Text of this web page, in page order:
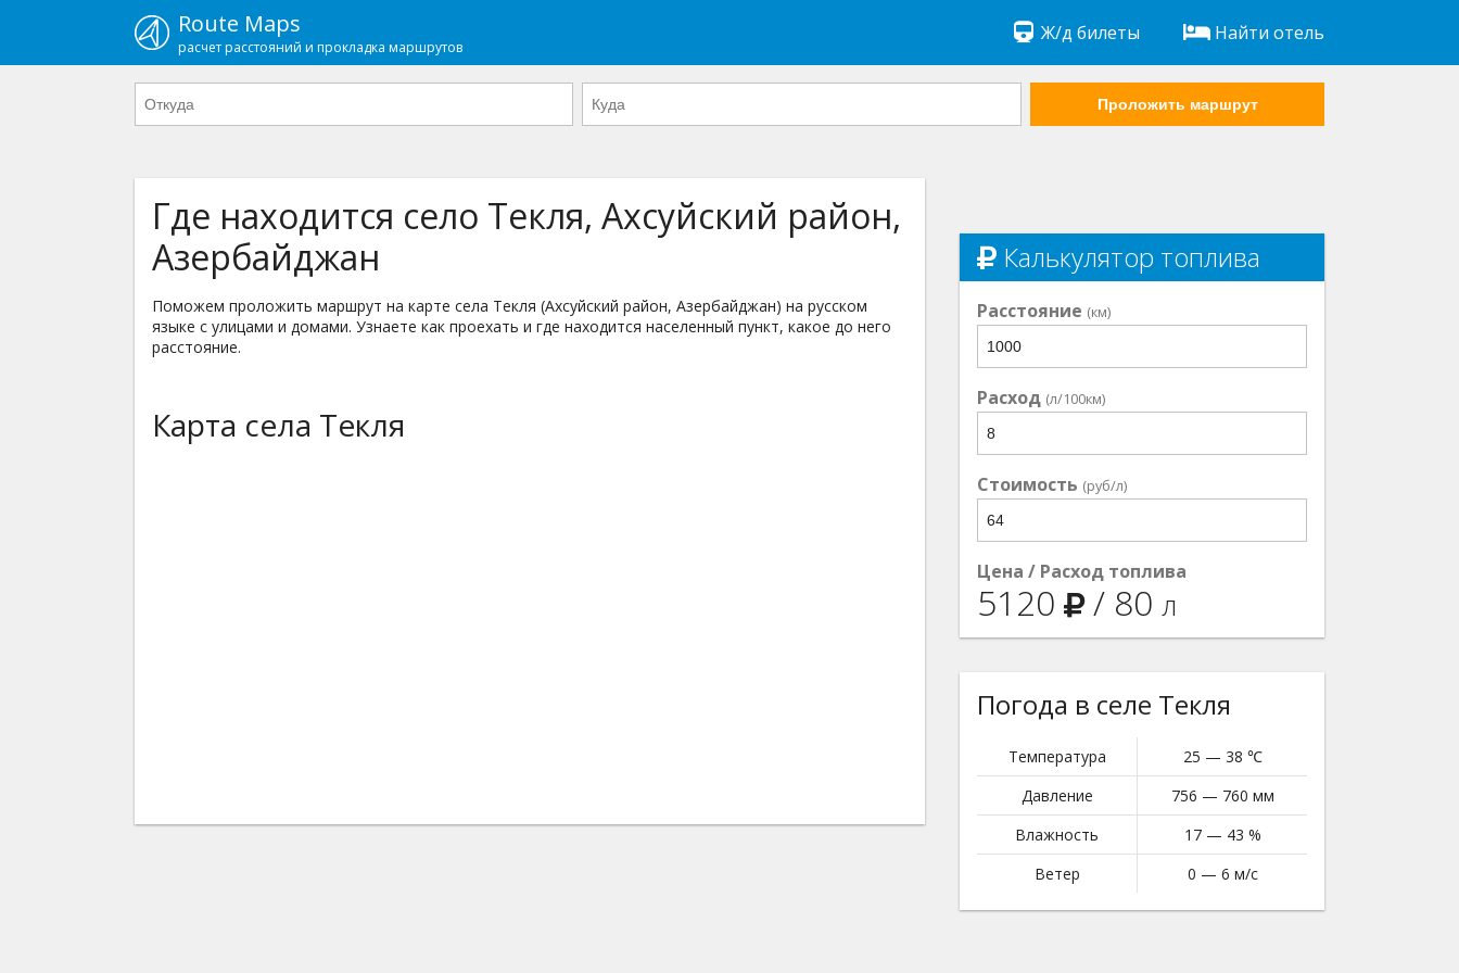
Route Maps
расчет расстояний и прокладка маршрутов
Ж/д билеты Найти отель
Проложить маршрут
Где находится село Текля, Ахсуйский район,
Азербайджан
Поможем проложить маршрут на карте села Текля (Ахсуйский район, Азербайджан) на русском
языке с улицами и домами. Узнаете как проехать и где находится населенный пункт, какое до него
расстояние.
Карта села Текля
Калькулятор топлива
Расстояние (км)
Расход (л/100км)
Стоимость (руб/л)
Цена / Расход топлива
5120 / 80 л
Погода в селе Текля
Температура
25 — 38 ℃
Давление
756 — 760 мм
Влажность
17 — 43 %
Ветер
0 — 6 м/с